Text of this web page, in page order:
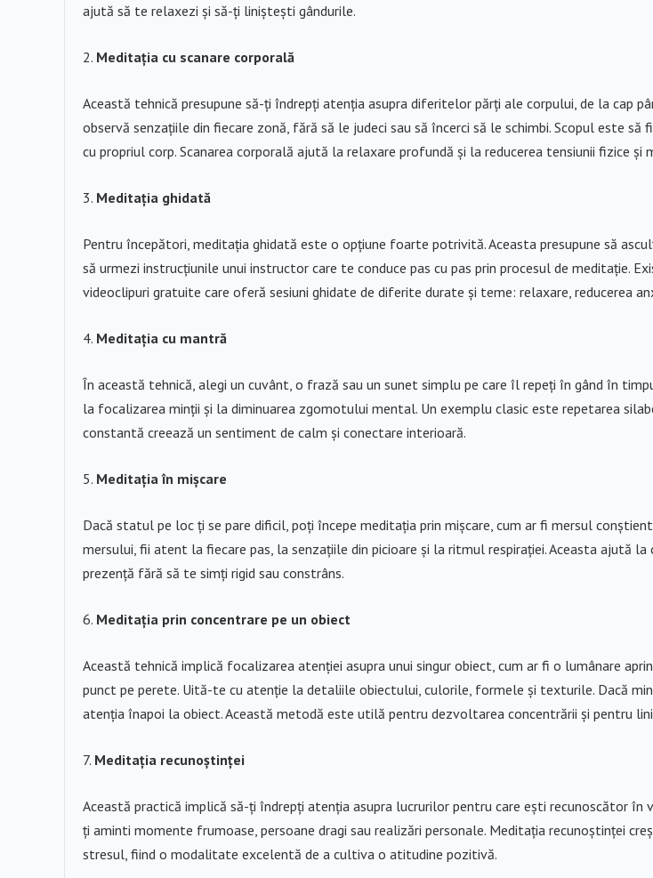
ajută să te relaxezi și să-ți liniștești gândurile.
Meditația cu scanare corporală
Această tehnică presupune să-ți îndrepți atenția asupra diferitelor părți ale corpului, de la cap
observă senzațiile din fiecare zonă, fără să le judeci sau să încerci să le schimbi. Scopul este să
cu propriul corp. Scanarea corporală ajută la relaxare profundă și la reducerea tensiunii fizice și
Meditația ghidată
Pentru începători, meditația ghidată este o opțiune foarte potrivită. Aceasta presupune să
să urmezi instrucțiunile unui instructor care te conduce pas cu pas prin procesul de meditație.
videoclipuri gratuite care oferă sesiuni ghidate de diferite durate și teme: relaxare, reducerea
Meditația cu mantră
În această tehnică, alegi un cuvânt, o frază sau un sunet simplu pe care îl repeți în gând în
la focalizarea minții și la diminuarea zgomotului mental. Un exemplu clasic este repetarea
constantă creează un sentiment de calm și conectare interioară.
Meditația în mișcare
Dacă statul pe loc ți se pare dificil, poți începe meditația prin mișcare, cum ar fi mersul
mersului, fii atent la fiecare pas, la senzațiile din picioare și la ritmul respirației. Aceasta ajută la
prezență fără să te simți rigid sau constrâns.
Meditația prin concentrare pe un obiect
Această tehnică implică focalizarea atenției asupra unui singur obiect, cum ar fi o lumânare
punct pe perete. Uită-te cu atenție la detaliile obiectului, culorile, formele și texturile. Dacă
atenția înapoi la obiect. Această metodă este utilă pentru dezvoltarea concentrării și pentru
Meditația recunoștinței
Această practică implică să-ți îndrepți atenția asupra lucrurilor pentru care ești recunoscător în
ți aminti momente frumoase, persoane dragi sau realizări personale. Meditația recunoștinței
stresul, fiind o modalitate excelentă de a cultiva o atitudine pozitivă.